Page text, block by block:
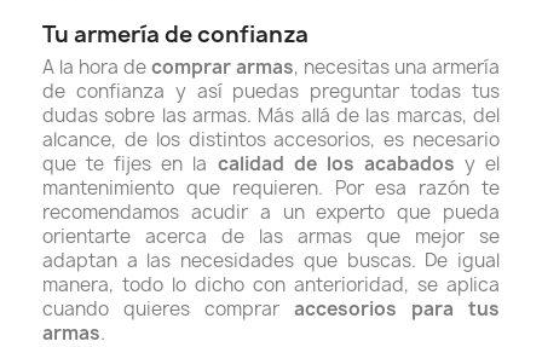
Tu armería de confianza
A la hora decomprar armas, necesitas una armería
de confianza y así puedas preguntar todas tus
dudas sobre las armas. Más allá de las marcas, del
alcance, de los distintos accesorios, es necesario
que te fijes en la calidad de los acabados y el
mantenimiento que requieren. Por esa razón te
recomendamos acudir a un experto que pueda
orientarte acerca de las armas que mejor se
adaptan a las necesidades que buscas. De igual
manera, todo lo dicho con anterioridad, se aplica
cuando quieres comprar accesorios para tus
armas.